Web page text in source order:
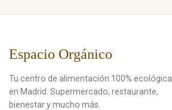
Espacio Orgánico
Tu centro de alimentación 100% ecológica
en Madrid. Supermercado, restaurante,
bienestar y mucho más.